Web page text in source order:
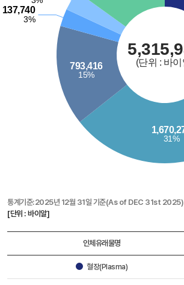
통계기준:2025년 12월 31일 기준(As of DEC 31st 2025)
[단위 : 바이알]
인체유래물명
혈장(Plasma)